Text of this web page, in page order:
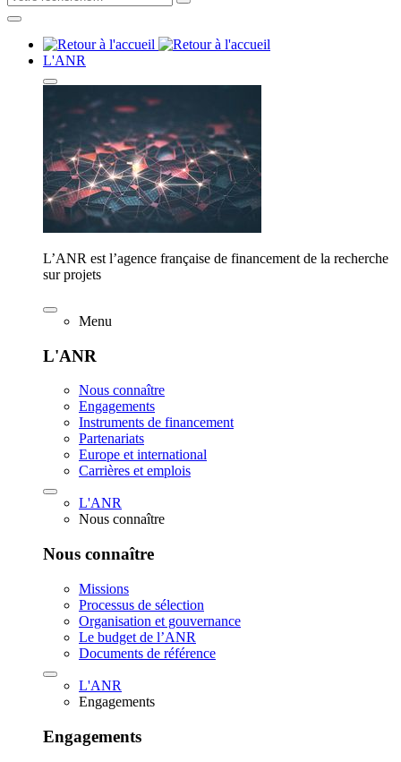
L'ANR
L’ANR est l’agence française de financement de la recherche
sur projets
Menu
L'ANR
Nous connaître
Engagements
Instruments de financement
Partenariats
Europe et international
Carrières et emplois
L'ANR
Nous connaître
Nous connaître
Missions
Processus de sélection
Organisation et gouvernance
Le budget de l’ANR
Documents de référence
L'ANR
Engagements
Engagements